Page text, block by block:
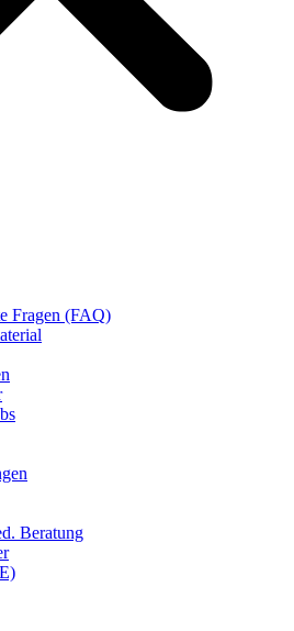
Fragen (FAQ)
Beratung